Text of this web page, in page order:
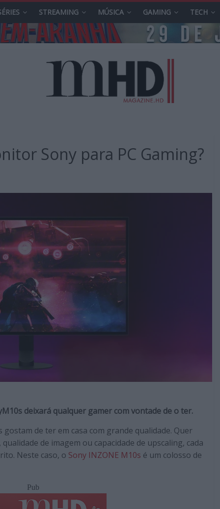
STREAMING MÚSICA GAMING TECH
Sony para PC Gaming?
deixará qualquer gamer com vontade de o ter.
gostam de ter em casa com grande qualidade. Quer
de imagem ou capacidade de upscaling, cada
Neste caso, o Sony INZONE M10s é um colosso de
Pub